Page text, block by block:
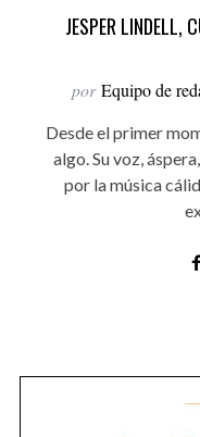
JESPER LINDELL,
por Equipo de
Desde el primer
algo. Su voz,
por la música